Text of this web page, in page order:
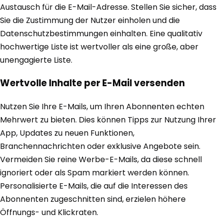
Austausch für die E-Mail-Adresse. Stellen Sie sicher, dass
Sie die Zustimmung der Nutzer einholen und die
Datenschutzbestimmungen einhalten. Eine qualitativ
hochwertige Liste ist wertvoller als eine große, aber
unengagierte Liste.
Wertvolle Inhalte per E-Mail versenden
Nutzen Sie Ihre E-Mails, um Ihren Abonnenten echten
Mehrwert zu bieten. Dies können Tipps zur Nutzung Ihrer
App, Updates zu neuen Funktionen,
Branchennachrichten oder exklusive Angebote sein.
Vermeiden Sie reine Werbe-E-Mails, da diese schnell
ignoriert oder als Spam markiert werden können.
Personalisierte E-Mails, die auf die Interessen des
Abonnenten zugeschnitten sind, erzielen höhere
Öffnungs- und Klickraten.